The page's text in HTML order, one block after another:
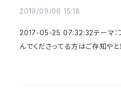
2019/09/06 15:18
2017-05-25 07:32:32テーマ：
んでくださってる方はご存知や